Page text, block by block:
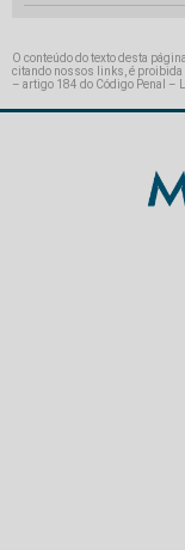
O conteúdo do texto desta
citando nossos links, é proibida
– artigo 184 do Código Penal –